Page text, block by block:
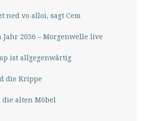
ned vo alloi, sagt Cem
2036 – Morgenwelle live
ist allgegenwärtig
die Krippe
alten Möbel